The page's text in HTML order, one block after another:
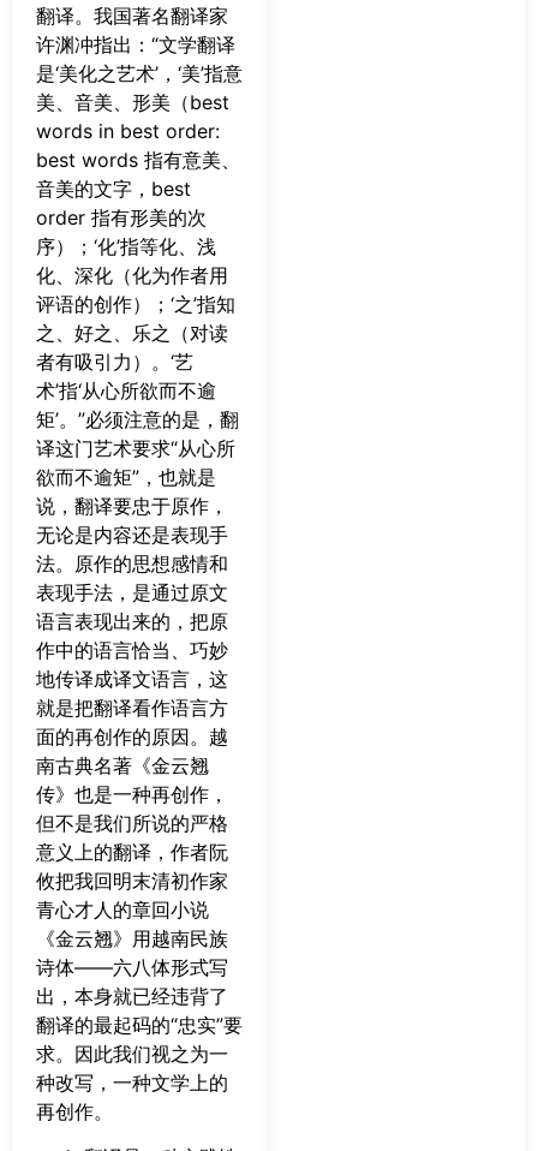
翻译。我国著名翻译家
许渊冲指出：“文学翻译
是‘美化之艺术’，‘美’指意
美、音美、形美（best
words in best order:
best words 指有意美、
音美的文字，best
order 指有形美的次
序）；‘化’指等化、浅
化、深化（化为作者用
评语的创作）；‘之’指知
之、好之、乐之（对读
者有吸引力）。‘艺
术’指‘从心所欲而不逾
矩’。”必须注意的是，翻
译这门艺术要求“从心所
欲而不逾矩”，也就是
说，翻译要忠于原作，
无论是内容还是表现手
法。原作的思想感情和
表现手法，是通过原文
语言表现出来的，把原
作中的语言恰当、巧妙
地传译成译文语言，这
就是把翻译看作语言方
面的再创作的原因。越
南古典名著《金云翘
传》也是一种再创作，
但不是我们所说的严格
意义上的翻译，作者阮
攸把我回明末清初作家
青心才人的章回小说
《金云翘》用越南民族
诗体——六八体形式写
出，本身就已经违背了
翻译的最起码的“忠实”要
求。因此我们视之为一
种改写，一种文学上的
再创作。